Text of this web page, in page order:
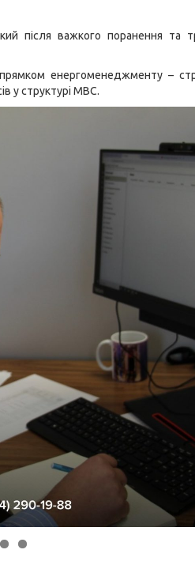
після важкого поранення та
енергоменеджменту –
у структурі МВС.